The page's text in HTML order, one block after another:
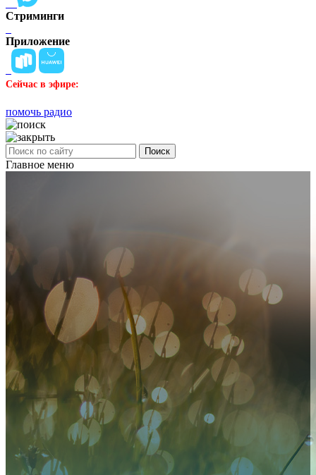
Стриминги
Приложение
Сейчас в эфире:
помочь радио
Поиск
Главное меню